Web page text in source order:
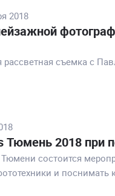
2018
рассветная съемка с
Тюмень 2018 при
состоится
и поснимать